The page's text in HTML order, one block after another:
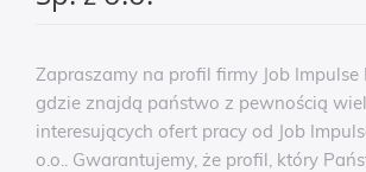
Zapraszamy na profil firmy Job Impulse
gdzie znajdą państwo z pewnością
interesujących ofert pracy od Job
o.o.. Gwarantujemy, że profil, który